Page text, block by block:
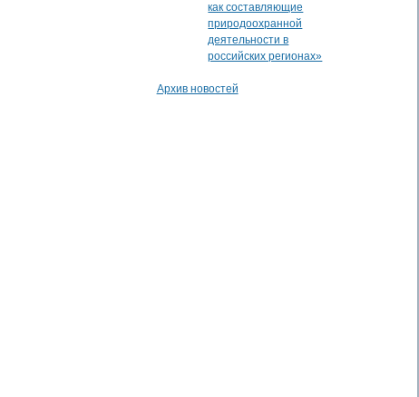
как составляющие
природоохранной
деятельности в
российских регионах»
Архив новостей